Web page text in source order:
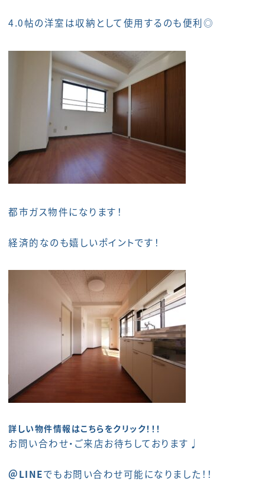
4.0帖の洋室は収納として使用するのも便利◎
都市ガス物件になります！
経済的なのも嬉しいポイントです！
詳しい物件情報はこちらをクリック！！！
お問い合わせ・ご来店お待ちしております♩
＠LINEでもお問い合わせ可能になりました！！